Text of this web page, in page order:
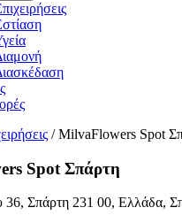
/ MilvaFlowers Spot
Spot Σπάρτη
36, Σπάρτη 231 00, Ελλάδα,